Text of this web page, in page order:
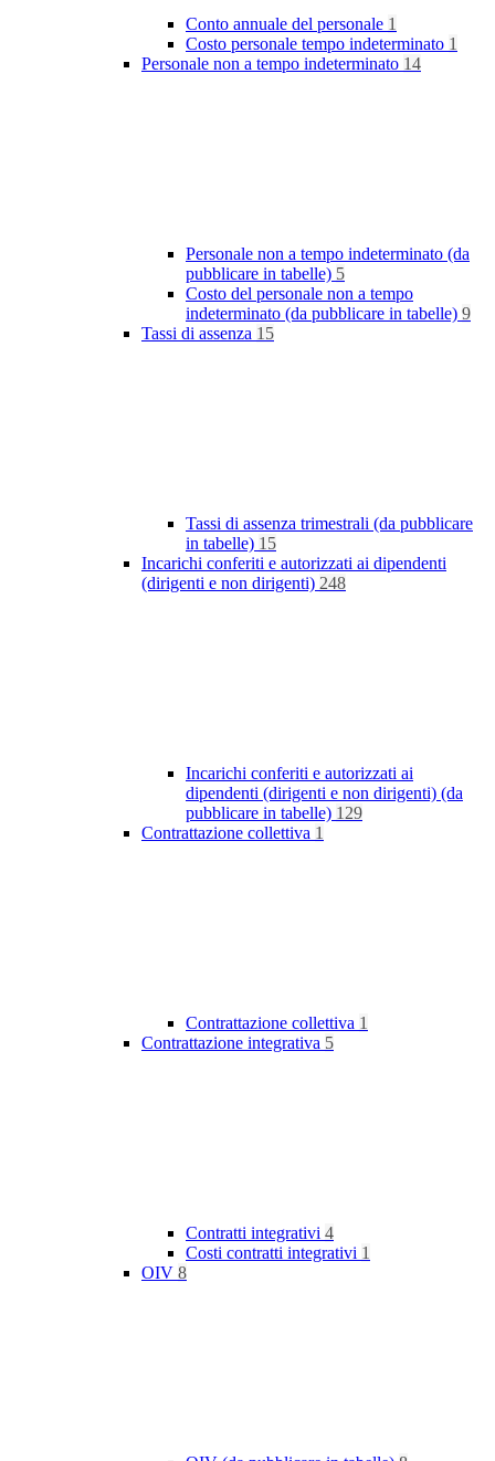
Conto annuale del personale 1
Costo personale tempo indeterminato 1
Personale non a tempo indeterminato 14
Personale non a tempo indeterminato (da
pubblicare in tabelle) 5
Costo del personale non a tempo
indeterminato (da pubblicare in tabelle) 9
Tassi di assenza 15
Tassi di assenza trimestrali (da pubblicare
in tabelle) 15
Incarichi conferiti e autorizzati ai dipendenti
(dirigenti e non dirigenti) 248
Incarichi conferiti e autorizzati ai
dipendenti (dirigenti e non dirigenti) (da
pubblicare in tabelle) 129
Contrattazione collettiva 1
Contrattazione collettiva 1
Contrattazione integrativa 5
Contratti integrativi 4
Costi contratti integrativi 1
OIV 8